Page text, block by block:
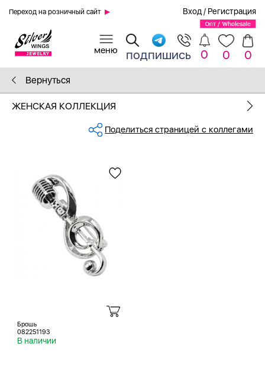
Переход на розничный сайт Вход / Регистрация
подпишись 0 0 0
Вернуться
ЖЕНСКАЯ КОЛЛЕКЦИЯ
Поделиться страницей с коллегами
Брошь
082251193
В наличии